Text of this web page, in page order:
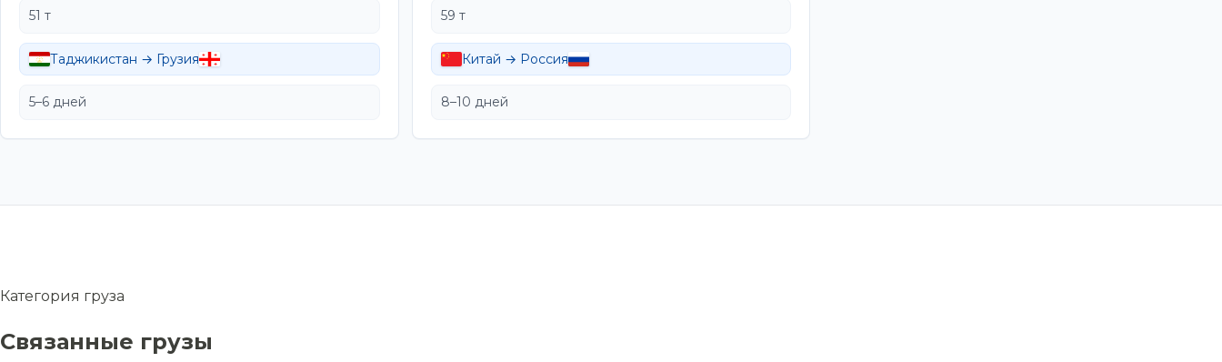
51 т
Таджикистан → Грузия
5–6 дней
59 т
Китай → Россия
8–10 дней
Категория груза
Связанные грузы